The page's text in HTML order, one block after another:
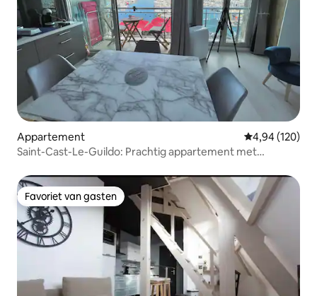
Appartement Gemiddelde
4,94 (120)
Saint-Cast-Le-Guildo: Prachtig appartement met
Favoriet van gasten
Favoriet van gasten